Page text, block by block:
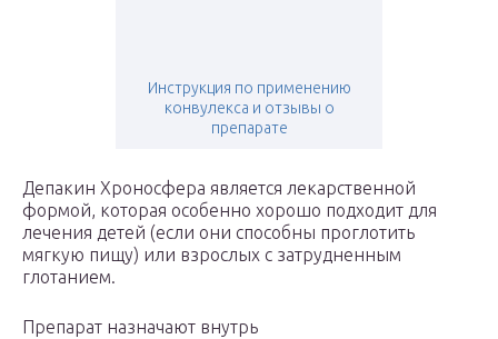
Инструкция по применению
конвулекса и отзывы о
препарате
Депакин Хроносфера является лекарственной
формой, которая особенно хорошо подходит для
лечения детей (если они способны проглотить
мягкую пищу) или взрослых с затрудненным
глотанием.
Препарат назначают внутрь